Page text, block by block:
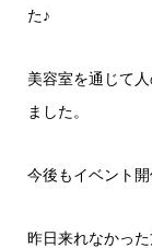
た♪
美容室を通じて
ました。
今後もイベント
昨日来れなかっ